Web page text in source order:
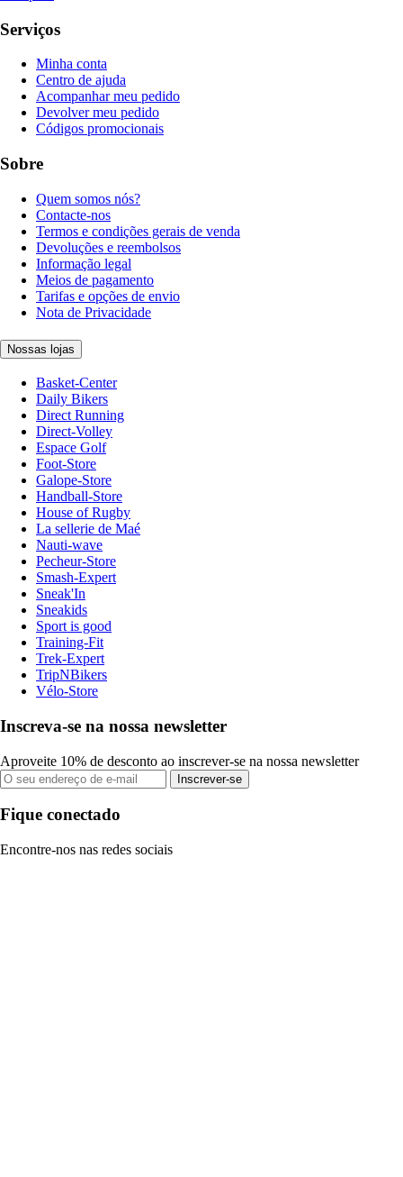
Serviços
Minha conta
Centro de ajuda
Acompanhar meu pedido
Devolver meu pedido
Códigos promocionais
Sobre
Quem somos nós?
Contacte-nos
Termos e condições gerais de venda
Devoluções e reembolsos
Informação legal
Meios de pagamento
Tarifas e opções de envio
Nota de Privacidade
Nossas lojas
Basket-Center
Daily Bikers
Direct Running
Direct-Volley
Espace Golf
Foot-Store
Galope-Store
Handball-Store
House of Rugby
La sellerie de Maé
Nauti-wave
Pecheur-Store
Smash-Expert
Sneak'In
Sneakids
Sport is good
Training-Fit
Trek-Expert
TripNBikers
Vélo-Store
Inscreva-se na nossa newsletter
Aproveite 10% de desconto ao inscrever-se na nossa newsletter
Inscrever-se
Fique conectado
Encontre-nos nas redes sociais